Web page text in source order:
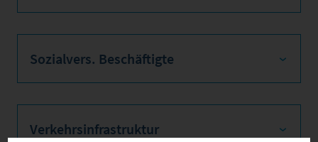
Sozialvers. Beschäftigte
Verkehrsinfrastruktur